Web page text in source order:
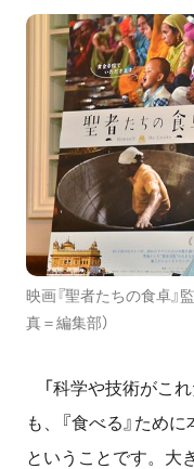
映画『聖者たちの食卓』
真＝編集部）
「科学や技術がこ
も、『食べる』ため
ということです。大